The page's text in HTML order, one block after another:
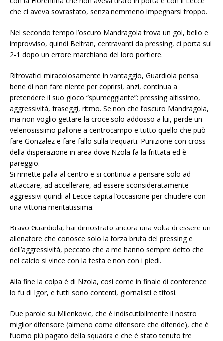
che ci aveva sovrastato, senza nemmeno impegnarsi troppo.
Nel secondo tempo l’oscuro Mandragola trova un gol, bello e
improvviso, quindi Beltran, centravanti da pressing, ci porta sul
2-1 dopo un errore marchiano del loro portiere.
Ritrovatici miracolosamente in vantaggio, Guardiola pensa
bene di non fare niente per coprirsi, anzi, continua a
pretendere il suo gioco “spumeggiante”: pressing altissimo,
aggressività, fraseggi, ritmo. Se non che l’oscuro Mandragola,
ma non voglio gettare la croce solo addosso a lui, perde un
velenosissimo pallone a centrocampo e tutto quello che può
fare Gonzalez e fare fallo sulla trequarti. Punizione con cross
della disperazione in area dove Nzola fa la frittata ed è
pareggio.
Si rimette palla al centro e si continua a pensare solo ad
attaccare, ad accellerare, ad essere sconsideratamente
aggressivi quindi al Lecce capita l’occasione per chiudere con
una vittoria meritatissima.
Bravo Guardiola, hai dimostrato ancora una volta di essere un
allenatore che conosce solo la forza bruta del pressing e
dell’aggressività, peccato che a me hanno sempre detto che
nel calcio si vince con la testa e non con i piedi.
Alla fine la colpa è di Nzola, così come in finale di conference
lo fu di Igor, e tutti sono contenti, giornalisti e tifosi.
Due parole su Milenkovic, che è indiscutibilmente il nostro
miglior difensore (almeno come difensore che difende), che è
l’uomo più pagato della squadra e che è stato tenuto tre